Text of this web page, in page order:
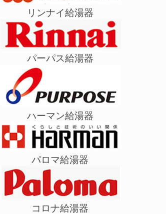
リンナイ給湯器
パーパス給湯器
ハーマン給湯器
パロマ給湯器
コロナ給湯器